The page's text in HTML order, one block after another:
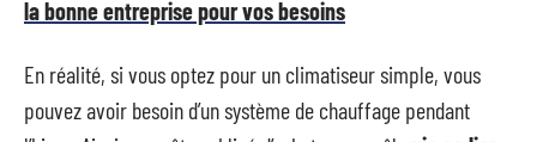
la bonne entreprise pour vos besoins
En réalité, si vous optez pour un climatiseur simple, vous
pouvez avoir besoin d’un système de chauffage pendant